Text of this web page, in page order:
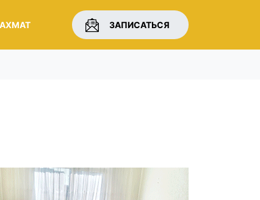
ЗАПИСАТЬСЯ